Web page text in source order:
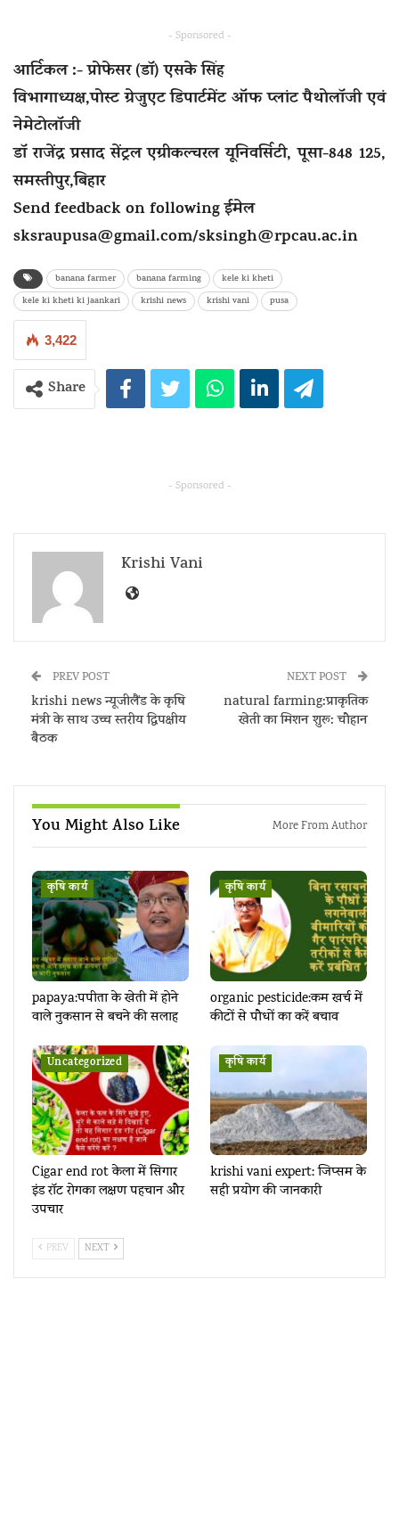
- Sponsored -
आर्टिकल :- प्रोफेसर (डॉ) एसके सिंह
विभागाध्यक्ष,पोस्ट ग्रेजुएट डिपार्टमेंट ऑफ प्लांट पैथोलॉजी एवं
नेमेटोलॉजी
डॉ राजेंद्र प्रसाद सेंट्रल एग्रीकल्चरल यूनिवर्सिटी, पूसा-848 125,
समस्तीपुर,बिहार
Send feedback on following ईमेल
sksraupusa@gmail.com/sksingh@rpcau.ac.in
banana farmer banana farming
kele ki kheti
kele ki kheti ki jaankari
krishi news krishi vani pusa
3,422
Share
- Sponsored -
Krishi Vani
PREV POST
krishi news न्यूजीलैंड के कृषि
मंत्री के साथ उच्च स्तरीय द्विपक्षीय
बैठक
NEXT POST
natural farming:प्राकृतिक
खेती का मिशन शुरू: चौहान
You Might Also Like More From Author
कृषि कार्य
papaya:पपीता के खेती में होने
वाले नुकसान से बचने की सलाह
कृषि कार्य
organic pesticide:कम खर्च में
कीटों से पौधों का करें बचाव
Uncategorized
Cigar end rot केला में सिगार
इंड रॉट रोगका लक्षण पहचान और
उपचार
कृषि कार्य
krishi vani expert: जिप्सम के
सही प्रयोग की जानकारी
PREV NEXT